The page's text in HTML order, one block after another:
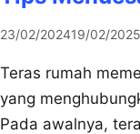
23/02/202419/02/2025
Teras rumah
yang
Pada awalnya,